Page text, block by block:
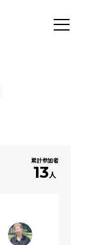
累計参加者
13人